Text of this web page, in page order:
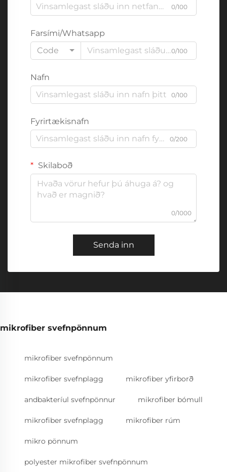
0/100
Farsími/Whatsapp
Code
0/100
Nafn
0/100
Fyrirtækisnafn
0/200
Skilaboð
0/1000
Senda inn
mikrofiber svefnpönnum
mikrofiber svefnpönnum
mikrofiber svefnplagg mikrofiber yfirborð
andbakteríul svefnpönnur mikrofiber bómull
mikrofiber svefnplagg mikrofiber rúm
mikro pönnum
polyester mikrofiber svefnpönnum